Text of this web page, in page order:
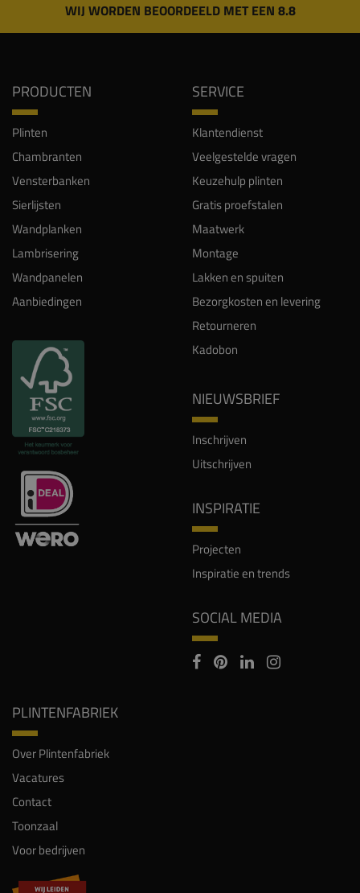
WIJ WORDEN BEOORDEELD MET EEN 8.8
PRODUCTEN
Plinten
Chambranten
Vensterbanken
Sierlijsten
Wandplanken
Lambrisering
Wandpanelen
Aanbiedingen
SERVICE
Klantendienst
Veelgestelde vragen
Keuzehulp plinten
Gratis proefstalen
Maatwerk
Montage
Lakken en spuiten
Bezorgkosten en levering
Retourneren
Kadobon
NIEUWSBRIEF
Inschrijven
Uitschrijven
INSPIRATIE
Projecten
Inspiratie en trends
SOCIAL MEDIA
PLINTENFABRIEK
Over Plintenfabriek
Vacatures
Contact
Toonzaal
Voor bedrijven